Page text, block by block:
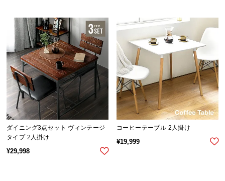
お
支
払
い
に
つ
い
て
配
ダイニング3点セット ヴィンテージ
タイプ 2人掛け
¥29,998
コーヒーテーブル 2人掛け
¥19,999